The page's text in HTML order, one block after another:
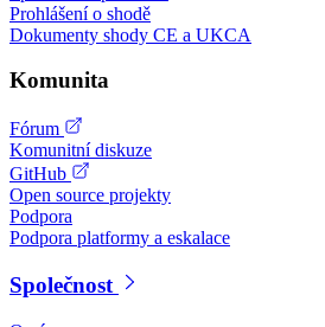
Prohlášení o shodě
Dokumenty shody CE a UKCA
Komunita
Fórum
Komunitní diskuze
GitHub
Open source projekty
Podpora
Podpora platformy a eskalace
Společnost